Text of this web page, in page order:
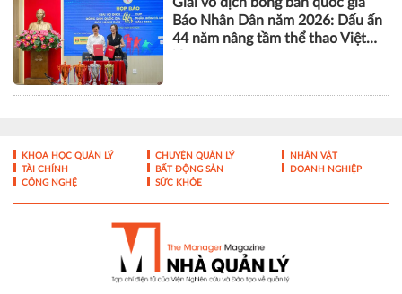
Cập nhật bằng chứng khoa học
trong chẩn đoán và điều trị bệnh
lý tiêu hóa - gan mật
44 năm nâng tầm thể thao Việt
Nam
KHOA HỌC QUẢN LÝ CHUYỆN QUẢN LÝ
NHÂN VẬT